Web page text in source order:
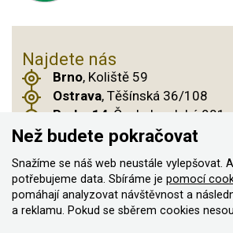
Najdete nás
Brno, Koliště 59
Ostrava, Těšínská 36/108
Praha 14, Českobrodská 901
© 2011–2026 ASN Hakr Brno.
vyhrazena
Vytvořilo
Než budete pokračovat
Snažíme se náš web neustále vylepšovat.
potřebujeme data. Sbíráme je pomocí
pomáhají analyzovat návštěvnost a
a reklamu. Pokud se sběrem cookies